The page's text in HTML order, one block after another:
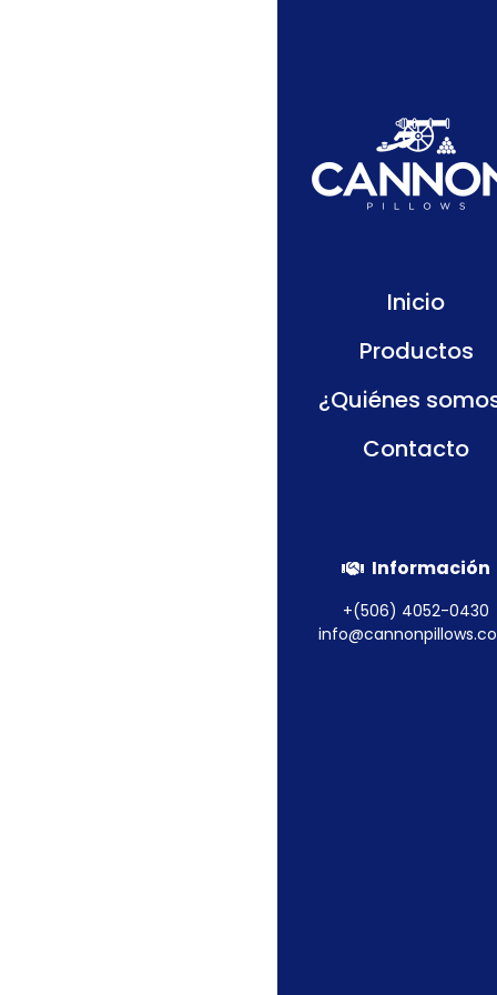
Inicio
Productos
¿Quiénes
Contacto
Información
+(506) 4052-0430